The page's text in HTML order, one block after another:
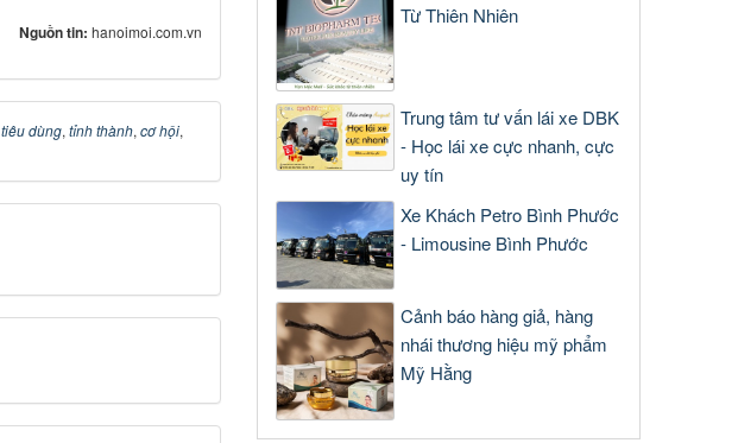
Nguồn tin:hanoimoi.com.vn
tiêu dùng, tỉnh thành, cơ hội,
Từ Thiên Nhiên
Trung tâm tư vấn lái xe DBK
- Học lái xe cực nhanh, cực
uy tín
Xe Khách Petro Bình Phước
- Limousine Bình Phước
Cảnh báo hàng giả, hàng
nhái thương hiệu mỹ phẩm
Mỹ Hằng